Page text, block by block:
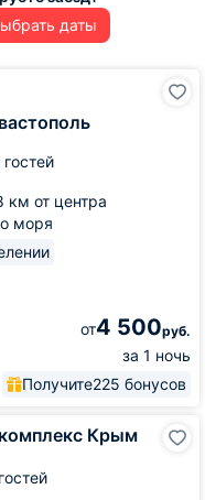
даты
км от центра
моря
от4 500руб.
за 1 ночь
Получите225 бонусов
Крым